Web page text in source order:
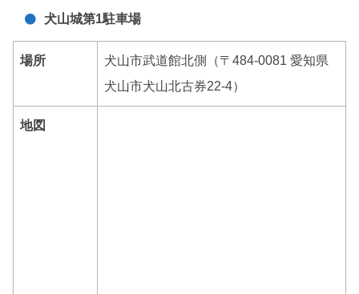
犬山城第1駐車場
場所
犬山市武道館北側（〒484-0081 愛知県
犬山市犬山北古券22-4）
地図